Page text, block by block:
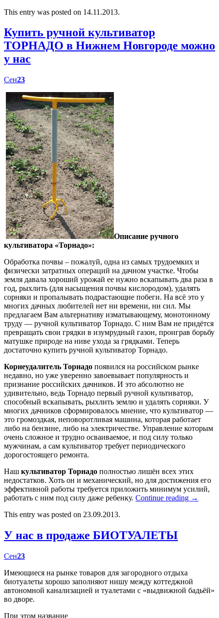
This entry was posted on 14.11.2013.
Купить ручной культиватор
ТОРНАДО в Нижнем Новгороде можно
у нас
Сен23
Описание ручного
культиватора «Торнадо»:
Обработка почвы – пожалуй, одна из самых трудоемких и
физически затратных операций на дачном участке. Чтобы
земля давала хороший урожай ее нужно вскапывать два раза в
год, рыхлить (для насыщения почвы кислородом), удалять
сорняки и пропалывать подрастающие побеги. На всё это у
многих дачных любителей нет ни времени, ни сил. Мы
предлагаем Вам альтернативу изматывающему, монотонному
труду — ручной культиватор Торнадо. С ним Вам не придётся
превращать свои грядки в изумрудный газон, проиграв борьбу
матушке природе на ниве ухода за грядками. Теперь
достаточно купить ручной культиватор Торнадо.
Корнеудалитель Торнадо появился на российском рынке
недавно, но уже уверенно завоевывает популярность и
признание российских дачников. И это абсолютно не
удивительно, ведь Торнадо первый ручной культиватор,
способный вскапывать, рыхлить землю и удалять сорняки. У
многих дачников сформировалось мнение, что культиватор —
это громоздкая, неповоротливая машина, которая работает
либо на бензине, либо на электричестве. Управление которым
очень сложное и трудно осваиваемое, и под силу только
мужчинам, а сам культиватор требует периодического
дорогостоящего ремонта.
Наш культиватор Торнадо полностью лишён всех этих
недостатков. Хоть он и механический, но для достижения его
эффективной работы требуется приложить минимум усилий,
работать с ним под силу даже ребенку. Continue reading →
This entry was posted on 23.09.2013.
У нас в продаже БИОТУАЛЕТЫ
Сен23
Имеющиеся на рынке товаров для загородного отдыха
биотуалеты хорошо заполняют нишу между коттеджной
автономной канализацией и туалетами с «выдвижной бадьёй»
во дворе.
При этом название